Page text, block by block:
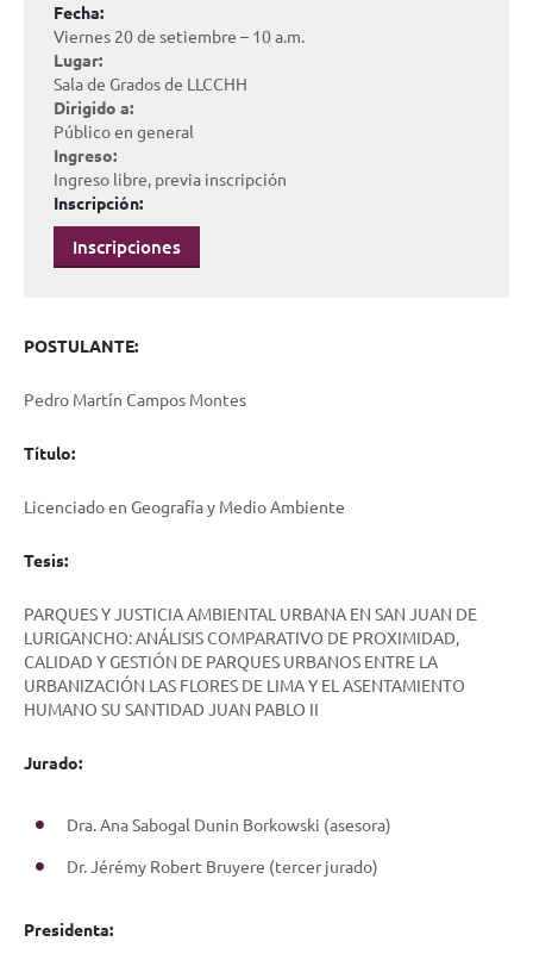
Fecha:
Viernes 20 de setiembre – 10 a.m.
Lugar:
Sala de Grados de LLCCHH
Dirigido a:
Público en general
Ingreso:
Ingreso libre, previa inscripción
Inscripción:
Inscripciones
POSTULANTE:
Pedro Martín Campos Montes
Título:
Licenciado en Geografía y Medio Ambiente
Tesis:
PARQUES Y JUSTICIA AMBIENTAL URBANA EN SAN JUAN DE
LURIGANCHO: ANÁLISIS COMPARATIVO DE PROXIMIDAD,
CALIDAD Y GESTIÓN DE PARQUES URBANOS ENTRE LA
URBANIZACIÓN LAS FLORES DE LIMA Y EL ASENTAMIENTO
HUMANO SU SANTIDAD JUAN PABLO II
Jurado:
Dra. Ana Sabogal Dunin Borkowski (asesora)
Dr. Jérémy Robert Bruyere (tercer jurado)
Presidenta: